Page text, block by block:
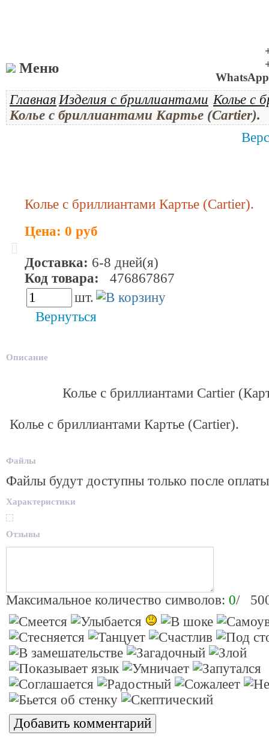
Меню
Главная Изделия с бриллиантами Колье с
Колье с бриллиантами Картье (Cartier).
Колье с бриллиантами Картье (Cartier).
Цена: 0 руб
Доставка: 6-8 дней(я)
Код товара: 476867867
шт.
Вернуться
Описание
Колье с бриллиантами Cartier
Колье с бриллиантами Картье (Cartier).
Файлы
Файлы будут доступны только после оплаты
Характеристики
Отзывы
Максимальное количество символов: 0/